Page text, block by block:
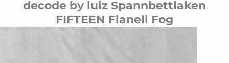
decode by luiz Spannbettlaken
FIFTEEN Flanell Fog